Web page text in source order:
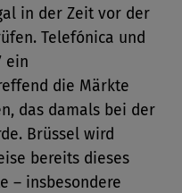
in der Zeit vor der
Telefónica und
ein
die Märkte
das damals bei der
Brüssel wird
bereits dieses
– insbesondere